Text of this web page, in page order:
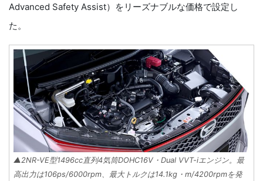
Advanced Safety Assist）をリーズナブルな価格で設定し
た。
▲2NR-VE型1496cc直列4気筒DOHC16V・Dual VVT-iエンジン。最
高出力は106ps/6000rpm、最大トルクは14.1kg・m/4200rpmを発